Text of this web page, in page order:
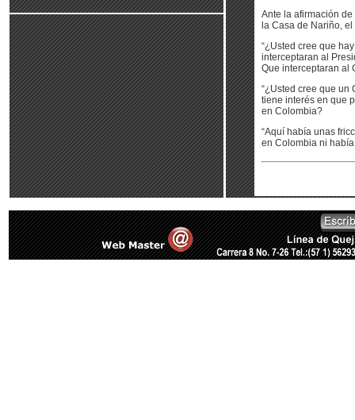
Ante la afirmación
la Casa de Nariño,
“¿Usted cree que
interceptaran al
Que interceptaran al
“¿Usted cree que un
tiene interés en que
en Colombia?
“Aquí había unas
en Colombia ni